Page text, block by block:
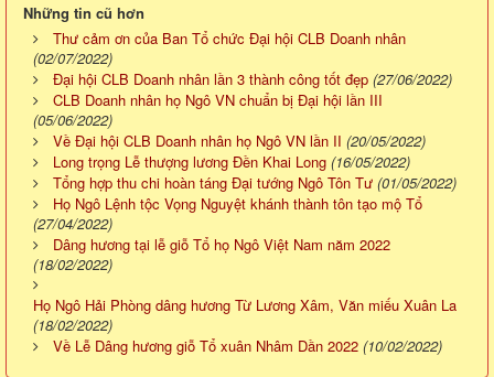
Những tin cũ hơn
Thư cảm ơn của Ban Tổ chức Đại hội CLB Doanh nhân
(02/07/2022)
Đại hội CLB Doanh nhân lần 3 thành công tốt đẹp (27/06/2022)
CLB Doanh nhân họ Ngô VN chuẩn bị Đại hội lần III
(05/06/2022)
Về Đại hội CLB Doanh nhân họ Ngô VN lần II (20/05/2022)
Long trọng Lễ thượng lương Đền Khai Long (16/05/2022)
Tổng hợp thu chi hoàn táng Đại tướng Ngô Tôn Tư (01/05/2022)
Họ Ngô Lệnh tộc Vọng Nguyệt khánh thành tôn tạo mộ Tổ
(27/04/2022)
Dâng hương tại lễ giỗ Tổ họ Ngô Việt Nam năm 2022
(18/02/2022)
Họ Ngô Hải Phòng dâng hương Từ Lương Xâm, Văn miếu Xuân La
(18/02/2022)
Về Lễ Dâng hương giỗ Tổ xuân Nhâm Dần 2022 (10/02/2022)